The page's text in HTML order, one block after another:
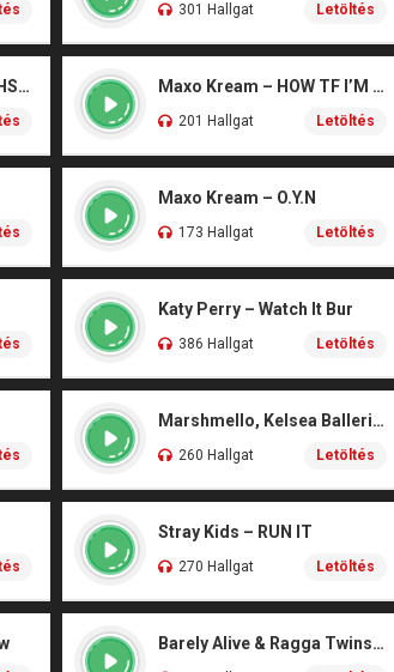
301 Hallgat Letöltés
MAXO KREAM – 6 MONTHS CLEAN Maxo Kream – HOW TF I’M LUCKY
201 Hallgat Letöltés
Maxo Kream – O.Y.N
173 Hallgat Letöltés
Katy Perry – Watch It Bur
386 Hallgat Letöltés
Marshmello, Kelsea Ballerini – Another Drink
260 Hallgat Letöltés
Stray Kids – RUN IT
270 Hallgat Letöltés
Barely Alive & Ragga Twins – We Set It